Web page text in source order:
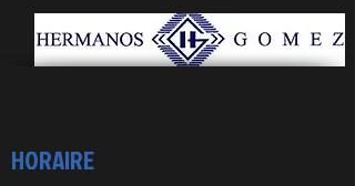
HORAIRE